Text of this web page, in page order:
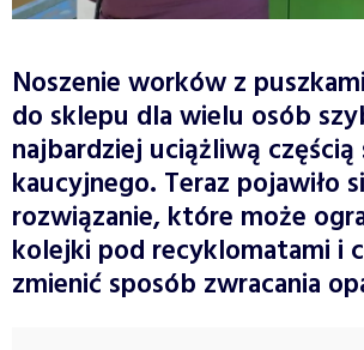
Noszenie worków z
do sklepu dla wielu osób
najbardziej uciążliwą
kaucyjnego. Teraz pojawiło
rozwiązanie, które może
kolejki pod recyklomatami i
zmienić sposób zwracania